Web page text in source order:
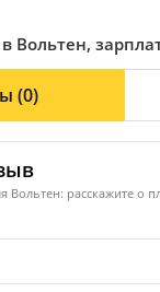
Вольтен,
(0)
Вольтен: расскажите о